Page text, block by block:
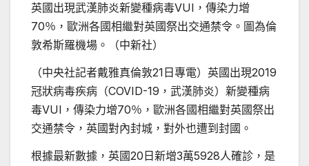
英國出現武漢肺炎新變種病毒VUI，傳染力增
70％，歐洲各國相繼對英國祭出交通禁令。圖為倫
敦希斯羅機場。（中新社）
（中央社記者戴雅真倫敦21日專電）英國出現2019
冠狀病毒疾病（COVID-19，武漢肺炎）新變種病
毒VUI，傳染力增70％，歐洲各國相繼對英國祭出
交通禁令，英國對內封城，對外也遭到封國。
根據最新數據，英國20日新增3萬5928人確診，是